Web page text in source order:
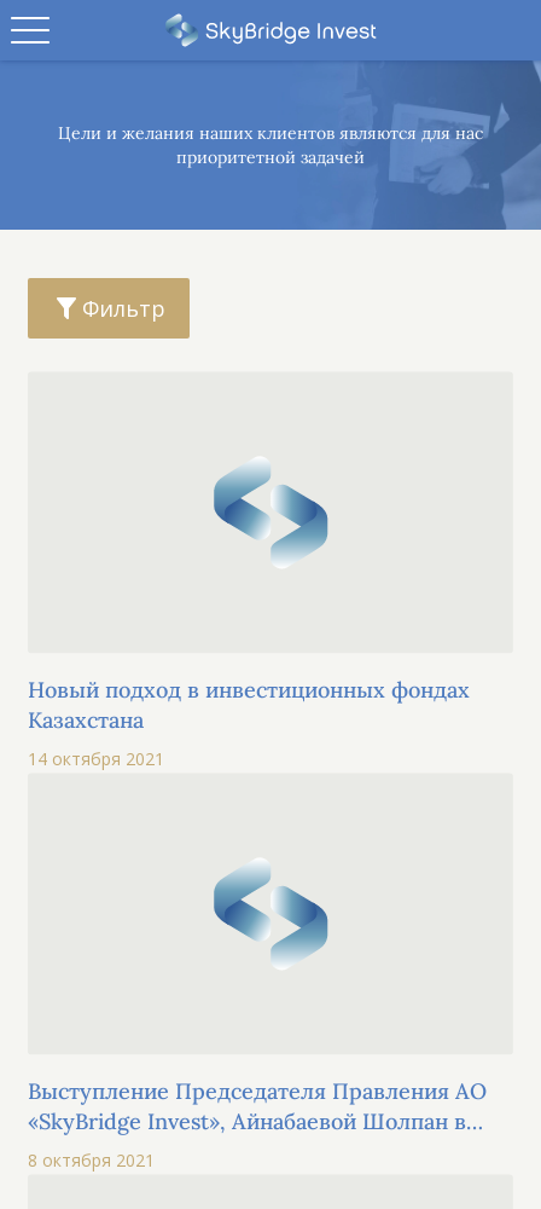
Цели и желания наших клиентов являются для нас
приоритетной задачей
Фильтр
Новый подход в инвестиционных фондах
Казахстана
14 октября 2021
Выступление Председателя Правления АО
«SkyBridge Invest», Айнабаевой Шолпан в
рамках вебинара "Digital IR – новый вид
8 октября 2021